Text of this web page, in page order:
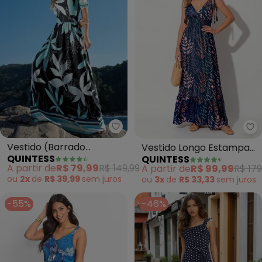
Quintess - Vestido (Barrado
Vestido (Barrado
Marinho) com Elástico no
Punho
QUINTESS
A partir deR$ 79,99R$ 149,99
ou 2x de R$ 39,99 sem juros
Vestido Longo Estampa
Algas com Alças Finas e
Babado na Barra em
Malha Fria
QUINTESS
A partir deR$ 99,99R$
ou 3x de R$ 33,33 sem juros
-55% -46%